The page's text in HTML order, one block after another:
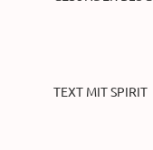
TEXT MIT SPIRIT